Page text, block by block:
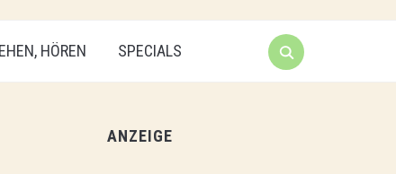
HÖREN SPECIALS
ANZEIGE